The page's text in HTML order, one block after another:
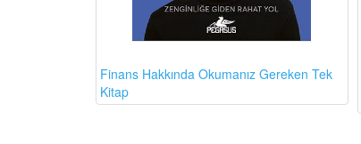
Finans Hakkında Okumanız Gereken Tek
Kitap